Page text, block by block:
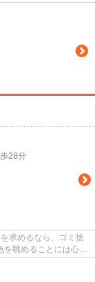
28分
求めるなら、ゴミ捨
を眺めることには心を